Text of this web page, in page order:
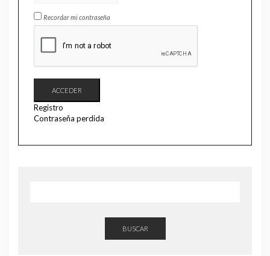
Recordar mi contraseña
ACCEDER
Registro
Contraseña perdida
BUSCAR